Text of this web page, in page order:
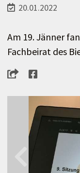
20.01.2022
Am 19. Jänner
Fachbeirat des